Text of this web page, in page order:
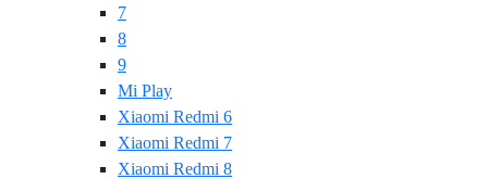
7
8
9
Mi Play
Xiaomi Redmi 6
Xiaomi Redmi 7
Xiaomi Redmi 8